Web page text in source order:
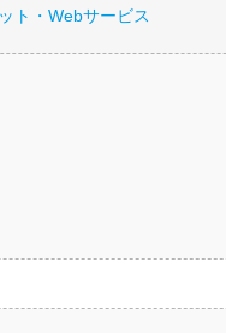
ト・Webサービス